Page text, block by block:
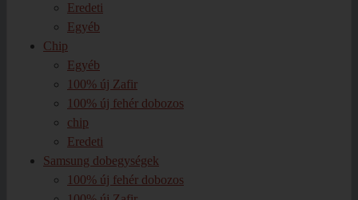
Eredeti
Egyéb
Chip
Egyéb
100% új Zafir
100% új fehér dobozos
chip
Eredeti
Samsung dobegységek
100% új fehér dobozos